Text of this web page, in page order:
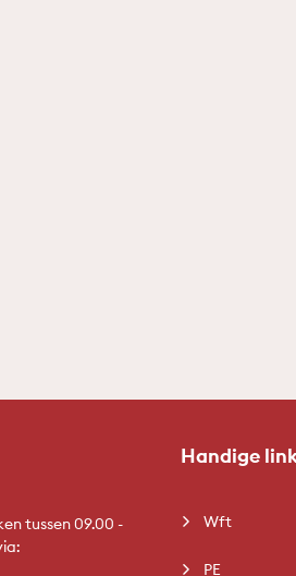
tussen 09.00 -
Handige
Wft
PE